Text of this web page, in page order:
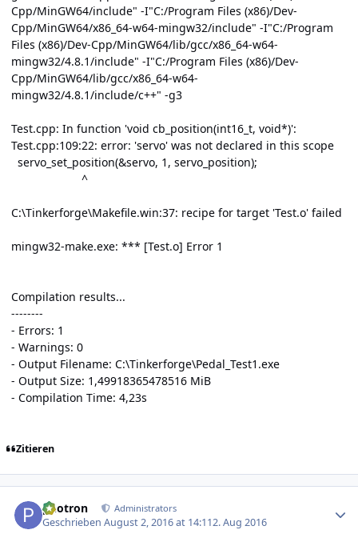
Cpp/MinGW64/include" -I"C:/Program Files (x86)/Dev-
Cpp/MinGW64/x86_64-w64-mingw32/include" -I"C:/Program
Files (x86)/Dev-Cpp/MinGW64/lib/gcc/x86_64-w64-
mingw32/4.8.1/include" -I"C:/Program Files (x86)/Dev-
Cpp/MinGW64/lib/gcc/x86_64-w64-
mingw32/4.8.1/include/c++" -g3
Test.cpp: In function 'void cb_position(int16_t, void*)':
Test.cpp:109:22: error: 'servo' was not declared in this scope
servo_set_position(&servo, 1, servo_position);
^
C:\Tinkerforge\Makefile.win:37: recipe for target 'Test.o' failed
mingw32-make.exe: *** [Test.o] Error 1
Compilation results...
--------
- Errors: 1
- Warnings: 0
- Output Filename: C:\Tinkerforge\Pedal_Test1.exe
- Output Size: 1,49918365478516 MiB
- Compilation Time: 4,23s
Zitieren
photron Administrators
GeschriebenAugust 2, 2016 at 14:112. Aug 2016